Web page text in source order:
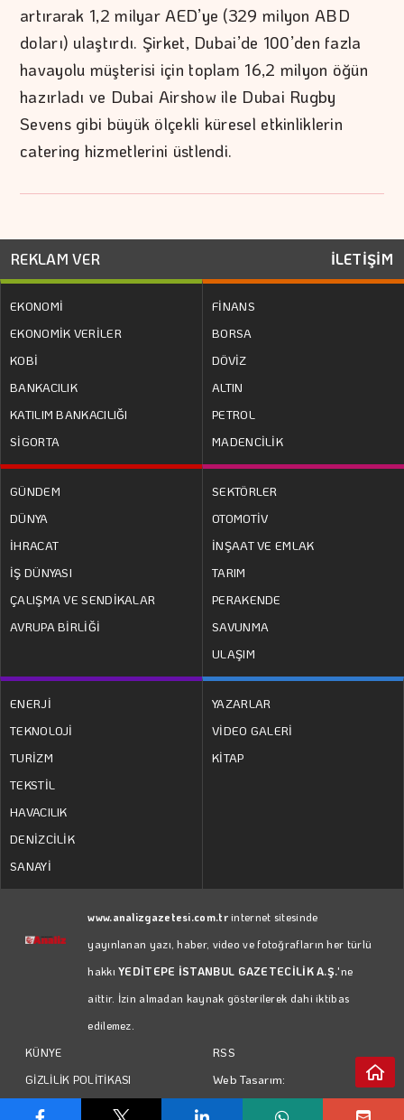
artırarak 1,2 milyar AED’ye (329 milyon ABD
doları) ulaştırdı. Şirket, Dubai’de 100’den fazla
havayolu müşterisi için toplam 16,2 milyon öğün
hazırladı ve Dubai Airshow ile Dubai Rugby
Sevens gibi büyük ölçekli küresel etkinliklerin
catering hizmetlerini üstlendi.
REKLAM VER İLETİŞİM
EKONOMİ
EKONOMİK VERİLER
KOBİ
BANKACILIK
KATILIM BANKACILIĞI
SİGORTA
FİNANS
BORSA
DÖVİZ
ALTIN
PETROL
MADENCİLİK
GÜNDEM
DÜNYA
İHRACAT
İŞ DÜNYASI
ÇALIŞMA VE SENDİKALAR
AVRUPA BİRLİĞİ
SEKTÖRLER
OTOMOTİV
İNŞAAT VE EMLAK
TARIM
PERAKENDE
SAVUNMA
ULAŞIM
ENERJİ
TEKNOLOJİ
TURİZM
TEKSTİL
HAVACILIK
DENİZCİLİK
SANAYİ
YAZARLAR
VİDEO GALERİ
KİTAP
www.analizgazetesi.com.trinternet sitesinde
yayınlanan yazı, haber, video ve fotoğrafların her türlü
hakkıYEDİTEPE İSTANBUL GAZETECİLİK A.Ş.'ne
aittir. İzin almadan kaynak gösterilerek dahi iktibas
edilemez.
KÜNYE
GİZLİLİK POLİTİKASI
KULLANIM KOŞULLARI
RSS
Web Tasarım: